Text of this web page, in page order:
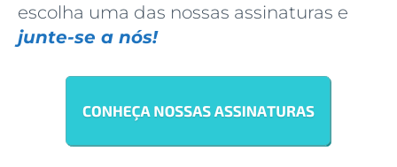
escolha uma das nossas assinaturas e
junte-se a nós!